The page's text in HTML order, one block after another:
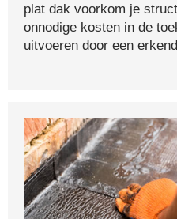
plat dak voorkom je
onnodige kosten in de
uitvoeren door een